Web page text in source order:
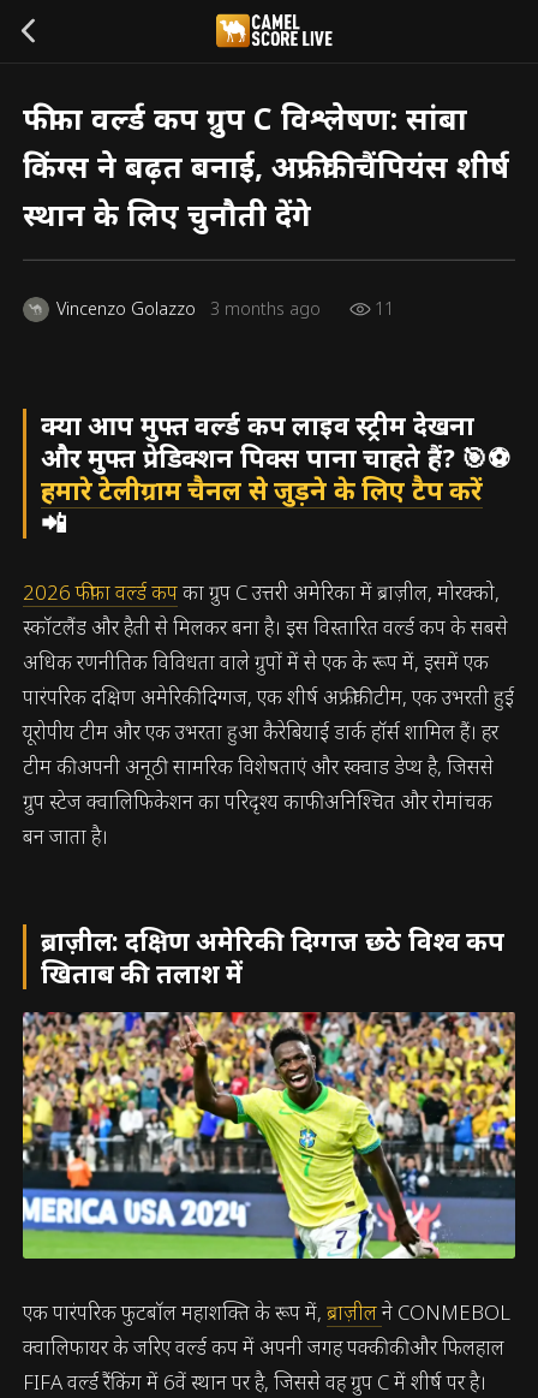
फीफा वर्ल्ड कप ग्रुप C विश्लेषण: सांबा
किंग्स ने बढ़त बनाई, अफ्रीकी चैंपियंस शीर्ष
स्थान के लिए चुनौती देंगे
Vincenzo Golazzo 3 months ago 11
क्या आप मुफ्त वर्ल्ड कप लाइव स्ट्रीम देखना
और मुफ्त प्रेडिक्शन पिक्स पाना चाहते हैं? 🎯⚽
हमारे टेलीग्राम चैनल से जुड़ने के लिए टैप करें
📲
2026 फीफा वर्ल्ड कपका ग्रुप C उत्तरी अमेरिका में ब्राज़ील, मोरक्को,
स्कॉटलैंड और हैती से मिलकर बना है। इस विस्तारित वर्ल्ड कप के सबसे
अधिक रणनीतिक विविधता वाले ग्रुपों में से एक के रूप में, इसमें एक
पारंपरिक दक्षिण अमेरिकी दिग्गज, एक शीर्ष अफ्रीकी टीम, एक उभरती हुई
यूरोपीय टीम और एक उभरता हुआ कैरेबियाई डार्क हॉर्स शामिल हैं। हर
टीम की अपनी अनूठी सामरिक विशेषताएं और स्क्वाड डेप्थ है, जिससे
ग्रुप स्टेज क्वालिफिकेशन का परिदृश्य काफी अनिश्चित और रोमांचक
बन जाता है।
ब्राज़ील: दक्षिण अमेरिकी दिग्गज छठे विश्व कप
खिताब की तलाश में
एक पारंपरिक फुटबॉल महाशक्ति के रूप में,ब्राज़ीलने CONMEBOL
क्वालिफायर के जरिए वर्ल्ड कप में अपनी जगह पक्की की और फिलहाल
FIFA वर्ल्ड रैंकिंग में 6वें स्थान पर है, जिससे वह ग्रुप C में शीर्ष पर है।